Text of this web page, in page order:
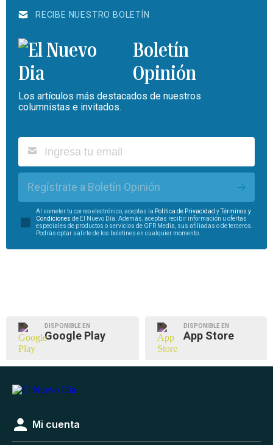
RECIBE NUESTRO BOLETÍN
Boletín
Opinión
Los artículos más destacados de nuestros
columnistas e invitados.
Regístrate a Boletín Opinión
Al someter tu correo electrónico, aceptas la Política de Privacidad yTérminos y
Condiciones de El Nuevo Día. Además, aceptas recibir información u ofertas
especiales de productos o servicios de GFR Media, sus afiliadas o de terceros.
Podrás optar salirte de los boletines en cualquier momento.
DISPONIBLE EN
Google Play
DISPONIBLE EN
App Store
Mi cuenta